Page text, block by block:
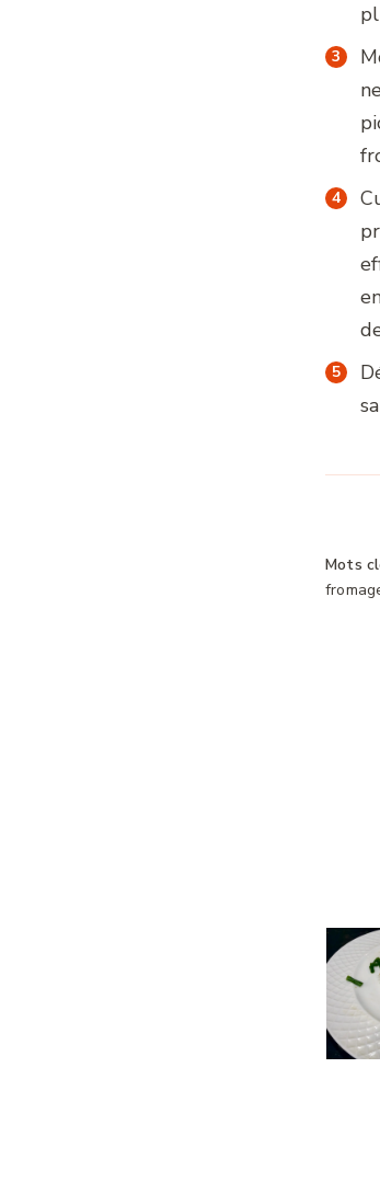
Mots